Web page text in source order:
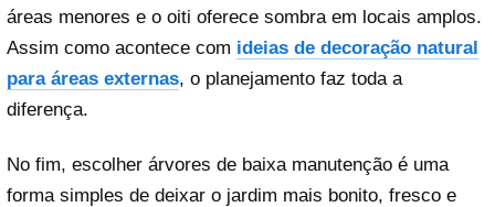
áreas menores e o oiti oferece sombra em locais amplos.
Assim como acontece com ideias de decoração natural
para áreas externas, o planejamento faz toda a
diferença.
No fim, escolher árvores de baixa manutenção é uma
forma simples de deixar o jardim mais bonito, fresco e